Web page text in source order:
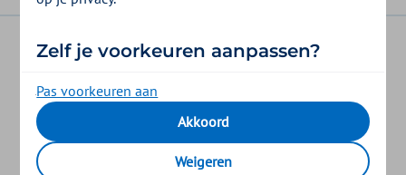
disclaimer privacy veiligheid
cookies
Zilveren Kruis is onderdeel van
Zelf je voorkeuren aanpassen?
Je bepaalt zelf voor welke doelen wij cookies mogen
plaatsen. Je keuze kun je op elk moment wijzigen. Of
trek je toestemming in via de link “Cookie-
instellingen” onderaan de pagina.
Pas voorkeuren aan
Akkoord
Weigeren